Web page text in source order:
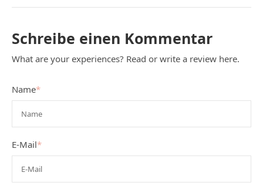
Schreibe einen Kommentar
What are your experiences? Read or write a review here.
Name*
E-Mail*